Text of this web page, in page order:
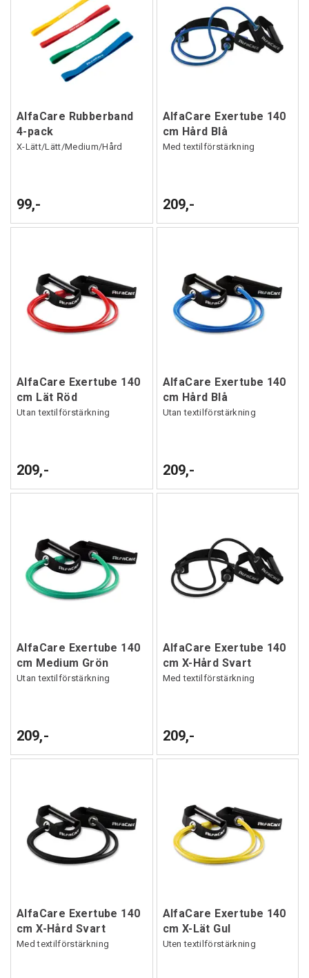
AlfaCare Rubberband
4-pack
X-Lätt/Lätt/Medium/Hård
99,-
AlfaCare Exertube 140
cm Hård Blå
Med textilförstärkning
209,-
AlfaCare Exertube 140
cm Lät Röd
Utan textilförstärkning
209,-
AlfaCare Exertube 140
cm Hård Blå
Utan textilförstärkning
209,-
AlfaCare Exertube 140
cm Medium Grön
Utan textilförstärkning
209,-
AlfaCare Exertube 140
cm X-Hård Svart
Med textilförstärkning
209,-
AlfaCare Exertube 140
cm X-Hård Svart
Med textilförstärkning
AlfaCare Exertube 140
cm X-Lät Gul
Uten textilförstärkning